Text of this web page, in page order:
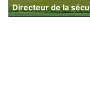
Directeur de la